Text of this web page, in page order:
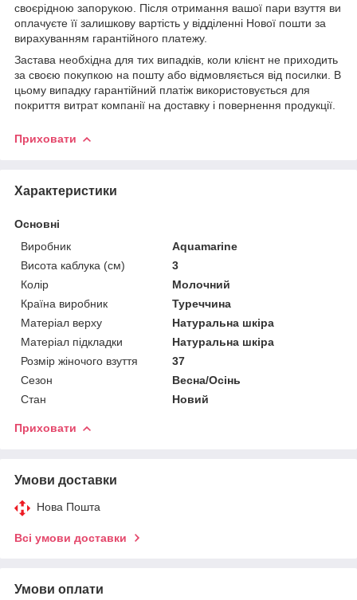
своєрідною запорукою. Після отримання вашої пари взуття ви
оплачуєте її залишкову вартість у відділенні Нової пошти за
вирахуванням гарантійного платежу.
Застава необхідна для тих випадків, коли клієнт не приходить
за своєю покупкою на пошту або відмовляється від посилки. В
цьому випадку гарантійний платіж використовується для
покриття витрат компанії на доставку і повернення продукції.
Приховати
Характеристики
Основні
Виробник
Aquamarine
Висота каблука (см)
3
Колір
Молочний
Країна виробник
Туреччина
Матеріал верху
Натуральна шкіра
Матеріал підкладки
Натуральна шкіра
Розмір жіночого взуття
37
Сезон
Весна/Осінь
Стан
Новий
Приховати
Умови доставки
Нова Пошта
Всі умови доставки
Умови оплати